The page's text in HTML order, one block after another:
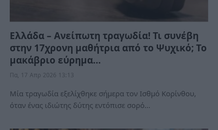
Ελλάδα – Ανείπωτη τραγωδία! Τι συνέβη
στην 17χρονη μαθήτρια από το Ψυχικό; Το
μακάβριο εύρημα…
Πα, 17 Απρ 2026 13:13
Μία τραγωδία εξελίχθηκε σήμερα τον Ισθμό Κορίνθου,
όταν ένας ιδιώτης δύτης εντόπισε σορό…